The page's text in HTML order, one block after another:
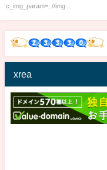
c_img_param=; //img...
xrea